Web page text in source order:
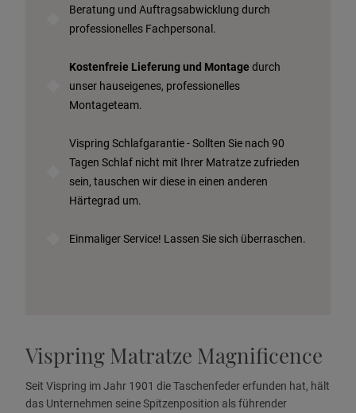
Beratung und Auftragsabwicklung durch
professionelles Fachpersonal.
Kostenfreie Lieferung und Montage durch
unser hauseigenes, professionelles
Montageteam.
Vispring Schlafgarantie - Sollten Sie nach 90
Tagen Schlaf nicht mit Ihrer Matratze zufrieden
sein, tauschen wir diese in einen anderen
Härtegrad um.
Einmaliger Service! Lassen Sie sich überraschen.
Vispring Matratze Magnificence
Seit Vispring im Jahr 1901 die Taschenfeder erfunden hat, hält
das Unternehmen seine Spitzenposition als führender